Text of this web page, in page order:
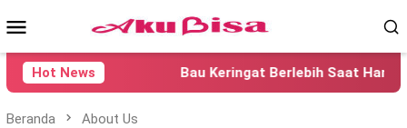
ke
Menu
Mobile
Hot News Bau Keringat Berlebih Saat Hamil
Beranda About Us